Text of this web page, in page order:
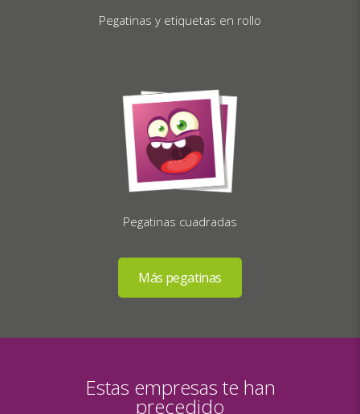
Pegatinas y etiquetas en rollo
Pegatinas cuadradas
Estas empresas te han
precedido